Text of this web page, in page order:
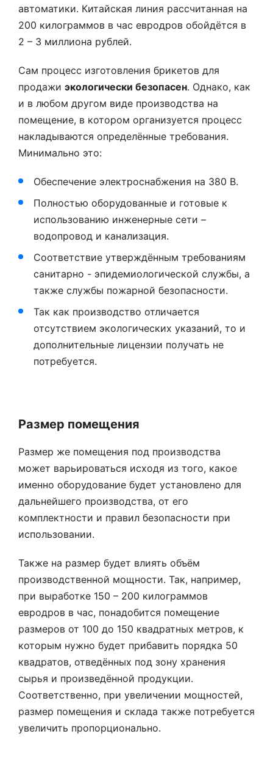
автоматики. Китайская линия рассчитанная на
200 килограммов в час евродров обойдётся в
2 – 3 миллиона рублей.
Сам процесс изготовления брикетов для
продажи экологически безопасен. Однако, как
и в любом другом виде производства на
помещение, в котором организуется процесс
накладываются определённые требования.
Минимально это:
Обеспечение электроснабжения на 380 В.
Полностью оборудованные и готовые к
использованию инженерные сети –
водопровод и канализация.
Соответствие утверждённым требованиям
санитарно - эпидемиологической службы, а
также службы пожарной безопасности.
Так как производство отличается
отсутствием экологических указаний, то и
дополнительные лицензии получать не
потребуется.
Размер помещения
Размер же помещения под производства
может варьироваться исходя из того, какое
именно оборудование будет установлено для
дальнейшего производства, от его
комплектности и правил безопасности при
использовании.
Также на размер будет влиять объём
производственной мощности. Так, например,
при выработке 150 – 200 килограммов
евродров в час, понадобится помещение
размеров от 100 до 150 квадратных метров, к
которым нужно будет прибавить порядка 50
квадратов, отведённых под зону хранения
сырья и произведённой продукции.
Соответственно, при увеличении мощностей,
размер помещения и склада также потребуется
увеличить пропорционально.